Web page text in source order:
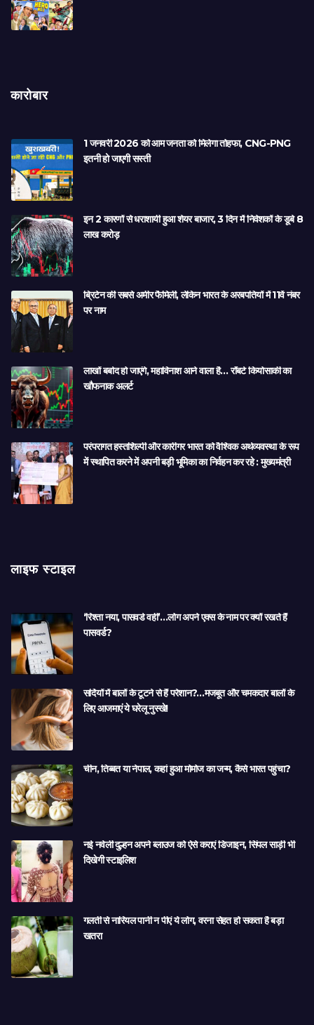
कारोबार
1 जनवरी 2026 को आम जनता को मिलेगा तोहफा, CNG-PNG
इतनी हो जाएगी सस्ती
इन 2 कारणों से धराशायी हुआ शेयर बाजार, 3 दिन में निवेशकों के डूबे 8
लाख करोड़
ब्रिटेन की सबसे अमीर फैमिली, लेकिन भारत के अरबपतियों में 11वें नंबर
पर नाम
लाखों बर्बाद हो जाएंगे, महाविनाश आने वाला है… रॉबर्ट कियोसाकी का
खौफनाक अलर्ट
परंपरागत हस्तशिल्पी और कारीगर भारत को वैश्विक अर्थव्यवस्था के रूप
में स्थापित करने में अपनी बड़ी भूमिका का निर्वहन कर रहे : मुख्यमंत्री
लाइफ स्टाइल
‘रिश्ता नया, पासवर्ड वही’…लोग अपने एक्स के नाम पर क्यों रखते हैं
पासवर्ड?
सर्दियों में बालों के टूटने से हैं परेशान?…मजबूत और चमकदार बालों के
लिए आजमाएं ये घरेलू नुस्खे!
चीन, तिब्बत या नेपाल, कहां हुआ मोमोज का जन्म, कैसे भारत पहुंचा?
नई नवेली दुल्हन अपने ब्लाउज को ऐसे कराएं डिजाइन, सिंपल साड़ी भी
दिखेगी स्टाइलिश
गलती से नारियल पानी न पीएं ये लोग, वरना सेहत हो सकता है बड़ा
खतरा